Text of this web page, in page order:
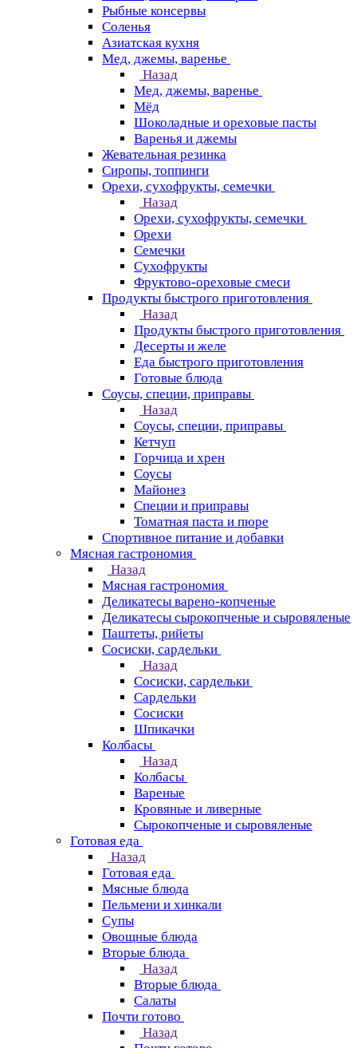
Рыбные консервы
Соленья
Азиатская кухня
Мед, джемы, варенье
Назад
Мед, джемы, варенье
Мёд
Шоколадные и ореховые пасты
Варенья и джемы
Жевательная резинка
Сиропы, топпинги
Орехи, сухофрукты, семечки
Назад
Орехи, сухофрукты, семечки
Орехи
Семечки
Сухофрукты
Фруктово-ореховые смеси
Продукты быстрого приготовления
Назад
Продукты быстрого приготовления
Десерты и желе
Еда быстрого приготовления
Готовые блюда
Соусы, специи, приправы
Назад
Соусы, специи, приправы
Кетчуп
Горчица и хрен
Соусы
Майонез
Специи и приправы
Томатная паста и пюре
Спортивное питание и добавки
Мясная гастрономия
Назад
Мясная гастрономия
Деликатесы варено-копченые
Деликатесы сырокопченые и сыровяленые
Паштеты, рийеты
Сосиски, сардельки
Назад
Сосиски, сардельки
Сардельки
Сосиски
Шпикачки
Колбасы
Назад
Колбасы
Вареные
Кровяные и ливерные
Сырокопченые и сыровяленые
Готовая еда
Назад
Готовая еда
Мясные блюда
Пельмени и хинкали
Супы
Овощные блюда
Вторые блюда
Назад
Вторые блюда
Салаты
Почти готово
Назад